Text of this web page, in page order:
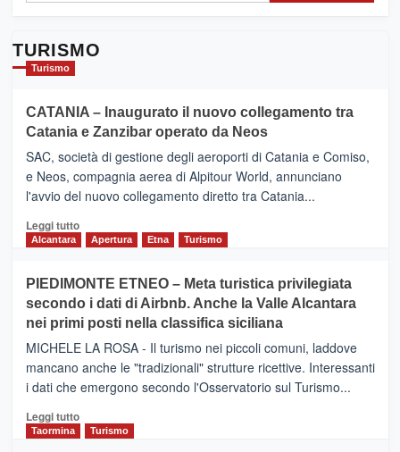
TURISMO
Turismo
CATANIA – Inaugurato il nuovo collegamento tra
Catania e Zanzibar operato da Neos
SAC, società di gestione degli aeroporti di Catania e Comiso,
e Neos, compagnia aerea di Alpitour World, annunciano
l'avvio del nuovo collegamento diretto tra Catania...
Leggi tuttoLeggi
CATANIA
–
Inaugurato
il
nuovo
collegamento
tra
e
Zanzibar
Alcantara Apertura Etna Turismo
PIEDIMONTE ETNEO – Meta turistica privilegiata
secondo i dati di Airbnb. Anche la Valle Alcantara
nei primi posti nella classifica siciliana
MICHELE LA ROSA - Il turismo nei piccoli comuni, laddove
mancano anche le "tradizionali" strutture ricettive. Interessanti
i dati che emergono secondo l'Osservatorio sul Turismo...
Leggi tuttoLeggi
Taormina Turismo